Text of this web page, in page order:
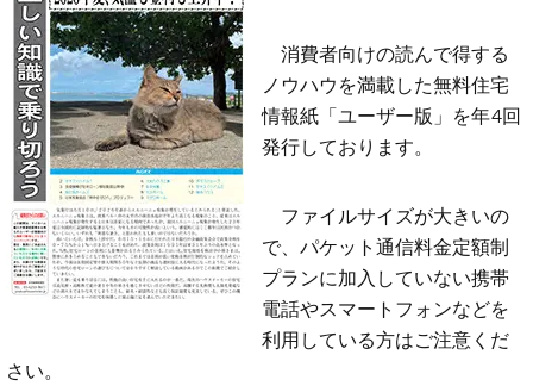
消費者向けの読んで得する
ノウハウを満載した無料住宅
情報紙「ユーザー版」を年4回
発行しております。
ファイルサイズが大きいの
で、パケット通信料金定額制
プランに加入していない携帯
電話やスマートフォンなどを
利用している方はご注意くだ
さい。